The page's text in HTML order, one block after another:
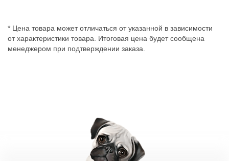
* Цена товара может отличаться от указанной в зависимости
от характеристики товара. Итоговая цена будет сообщена
менеджером при подтверждении заказа.